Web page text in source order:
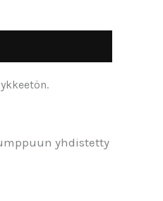
yhdistetty